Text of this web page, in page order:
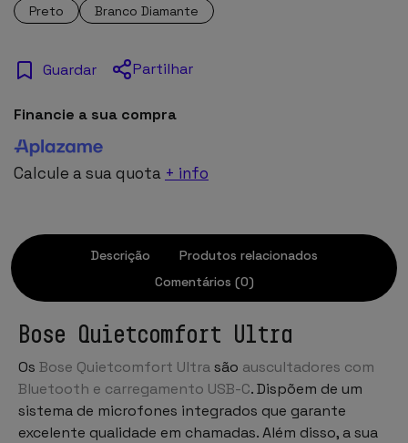
Preto
Branco Diamante
Guardar Partilhar
Financie a sua compra
Calcule a sua quota + info
Descrição
Produtos relacionados
Comentários (0)
Bose Quietcomfort Ultra
Os Bose Quietcomfort Ultrasão auscultadores com
Bluetooth e carregamento USB-C. Dispõem de um
sistema de microfones integrados que garante
excelente qualidade em chamadas. Além disso, a sua